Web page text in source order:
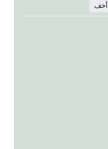
أخف